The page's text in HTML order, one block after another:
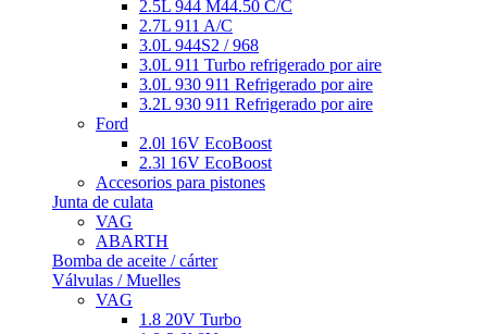
2.5L 944 M44.50 C/C
2.7L 911 A/C
3.0L 944S2 / 968
3.0L 911 Turbo refrigerado por aire
3.0L 930 911 Refrigerado por aire
3.2L 930 911 Refrigerado por aire
Ford
2.0l 16V EcoBoost
2.3l 16V EcoBoost
Accesorios para pistones
Junta de culata
VAG
ABARTH
Bomba de aceite / cárter
Válvulas / Muelles
VAG
1.8 20V Turbo